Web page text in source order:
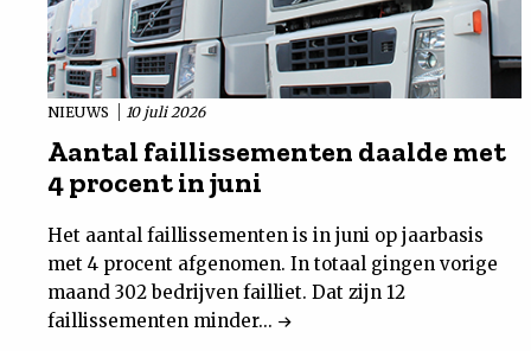
NIEUWS 10 juli 2026
Aantal faillissementen daalde met
4 procent in juni
Het aantal faillissementen is in juni op jaarbasis
met 4 procent afgenomen. In totaal gingen vorige
maand 302 bedrijven failliet. Dat zijn 12
faillissementen minder...